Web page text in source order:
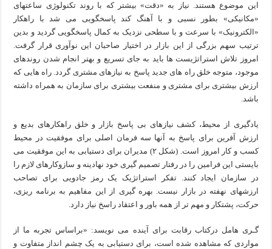
این موضوع هستند. نیاز به «دقت» بیشتر که با روند تکنولوژی ساعتهای
«مکانیکی» بطور نسبی و با آهنگ کند پاسخگویی می شد با راهکار
«الکترونیک» با سرعت و با سطحی نزدیک به کمال پاسخگویی گردید و بدین
ترتیب سهم بزرگی از این بازار در اختیار صاحبان این نوآوری قرار گرفت.
امروز تلاش استراتژیست ها باید به جای تسریع و بهتر انجام شدن روندهای
موجود، متوجه خلق راه های جدید پاسخ به نیازهای مشتری گردد. راه هایی که
ارزش بیشتری برای مشتری و منفعت بیشتری برای سازمان به همراه داشته
باشد.
یادگیری از محیط، کشف نیازهای بی پاسخ بازار و خلق راهکارهای بدیع و
ارزش آفرین برای پاسخ به آنها سه فرمان اصلی برای موفقیت در محیط
کسب و کار امروز است. (شکل ۲) مدیران برای دستیابی به این موفقیت می
بایستی این فرامین را در رفتار تصمیم گیری خود نهادینه و سازوکارهای لازم را
در سازمان ایجاد کنند. تفکر استراتژیک یک رمز جادویی برای تصاحب
ارزشهای نهفته در بازار نیست. بهره گیری از این مفاهیم به برنامه ریزی،
حرکت، پشتکار و مهم تر از همه باور و اعتقاد راسخ نیاز دارد.
گـری هامل درکتاب رقابت برای آینده می نویسد: «براساس تجربه ما از
مواردی که مشاهده شده است، برای دستیابی به یک چشم انداز متفاوت و